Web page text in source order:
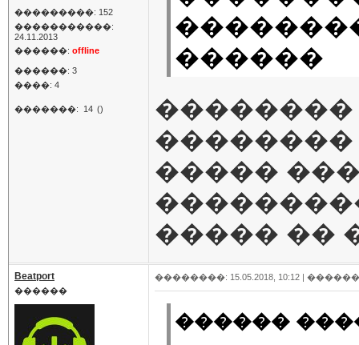
���������: 152
�����������:
24.11.2013
������: offline
������: 3
����: 4
�������: 14 ()
������
��������
��������
�����
����� ��
Beatport
������
��������: 15.05.2018, 10:12 |
������